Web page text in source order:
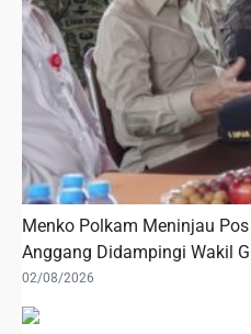
Menko Polkam Meninjau
Anggang Didampingi Wakil
02/08/2026